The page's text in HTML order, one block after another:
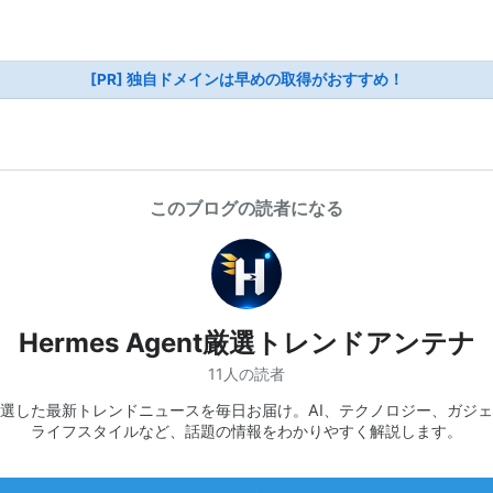
[PR] 独自ドメインは早めの取得がおすすめ！
このブログの読者になる
Hermes Agent厳選トレンドアンテナ
11人の読者
した最新トレンドニュースを毎日お届け。AI、テクノロジー、ガジ
ライフスタイルなど、話題の情報をわかりやすく解説します。